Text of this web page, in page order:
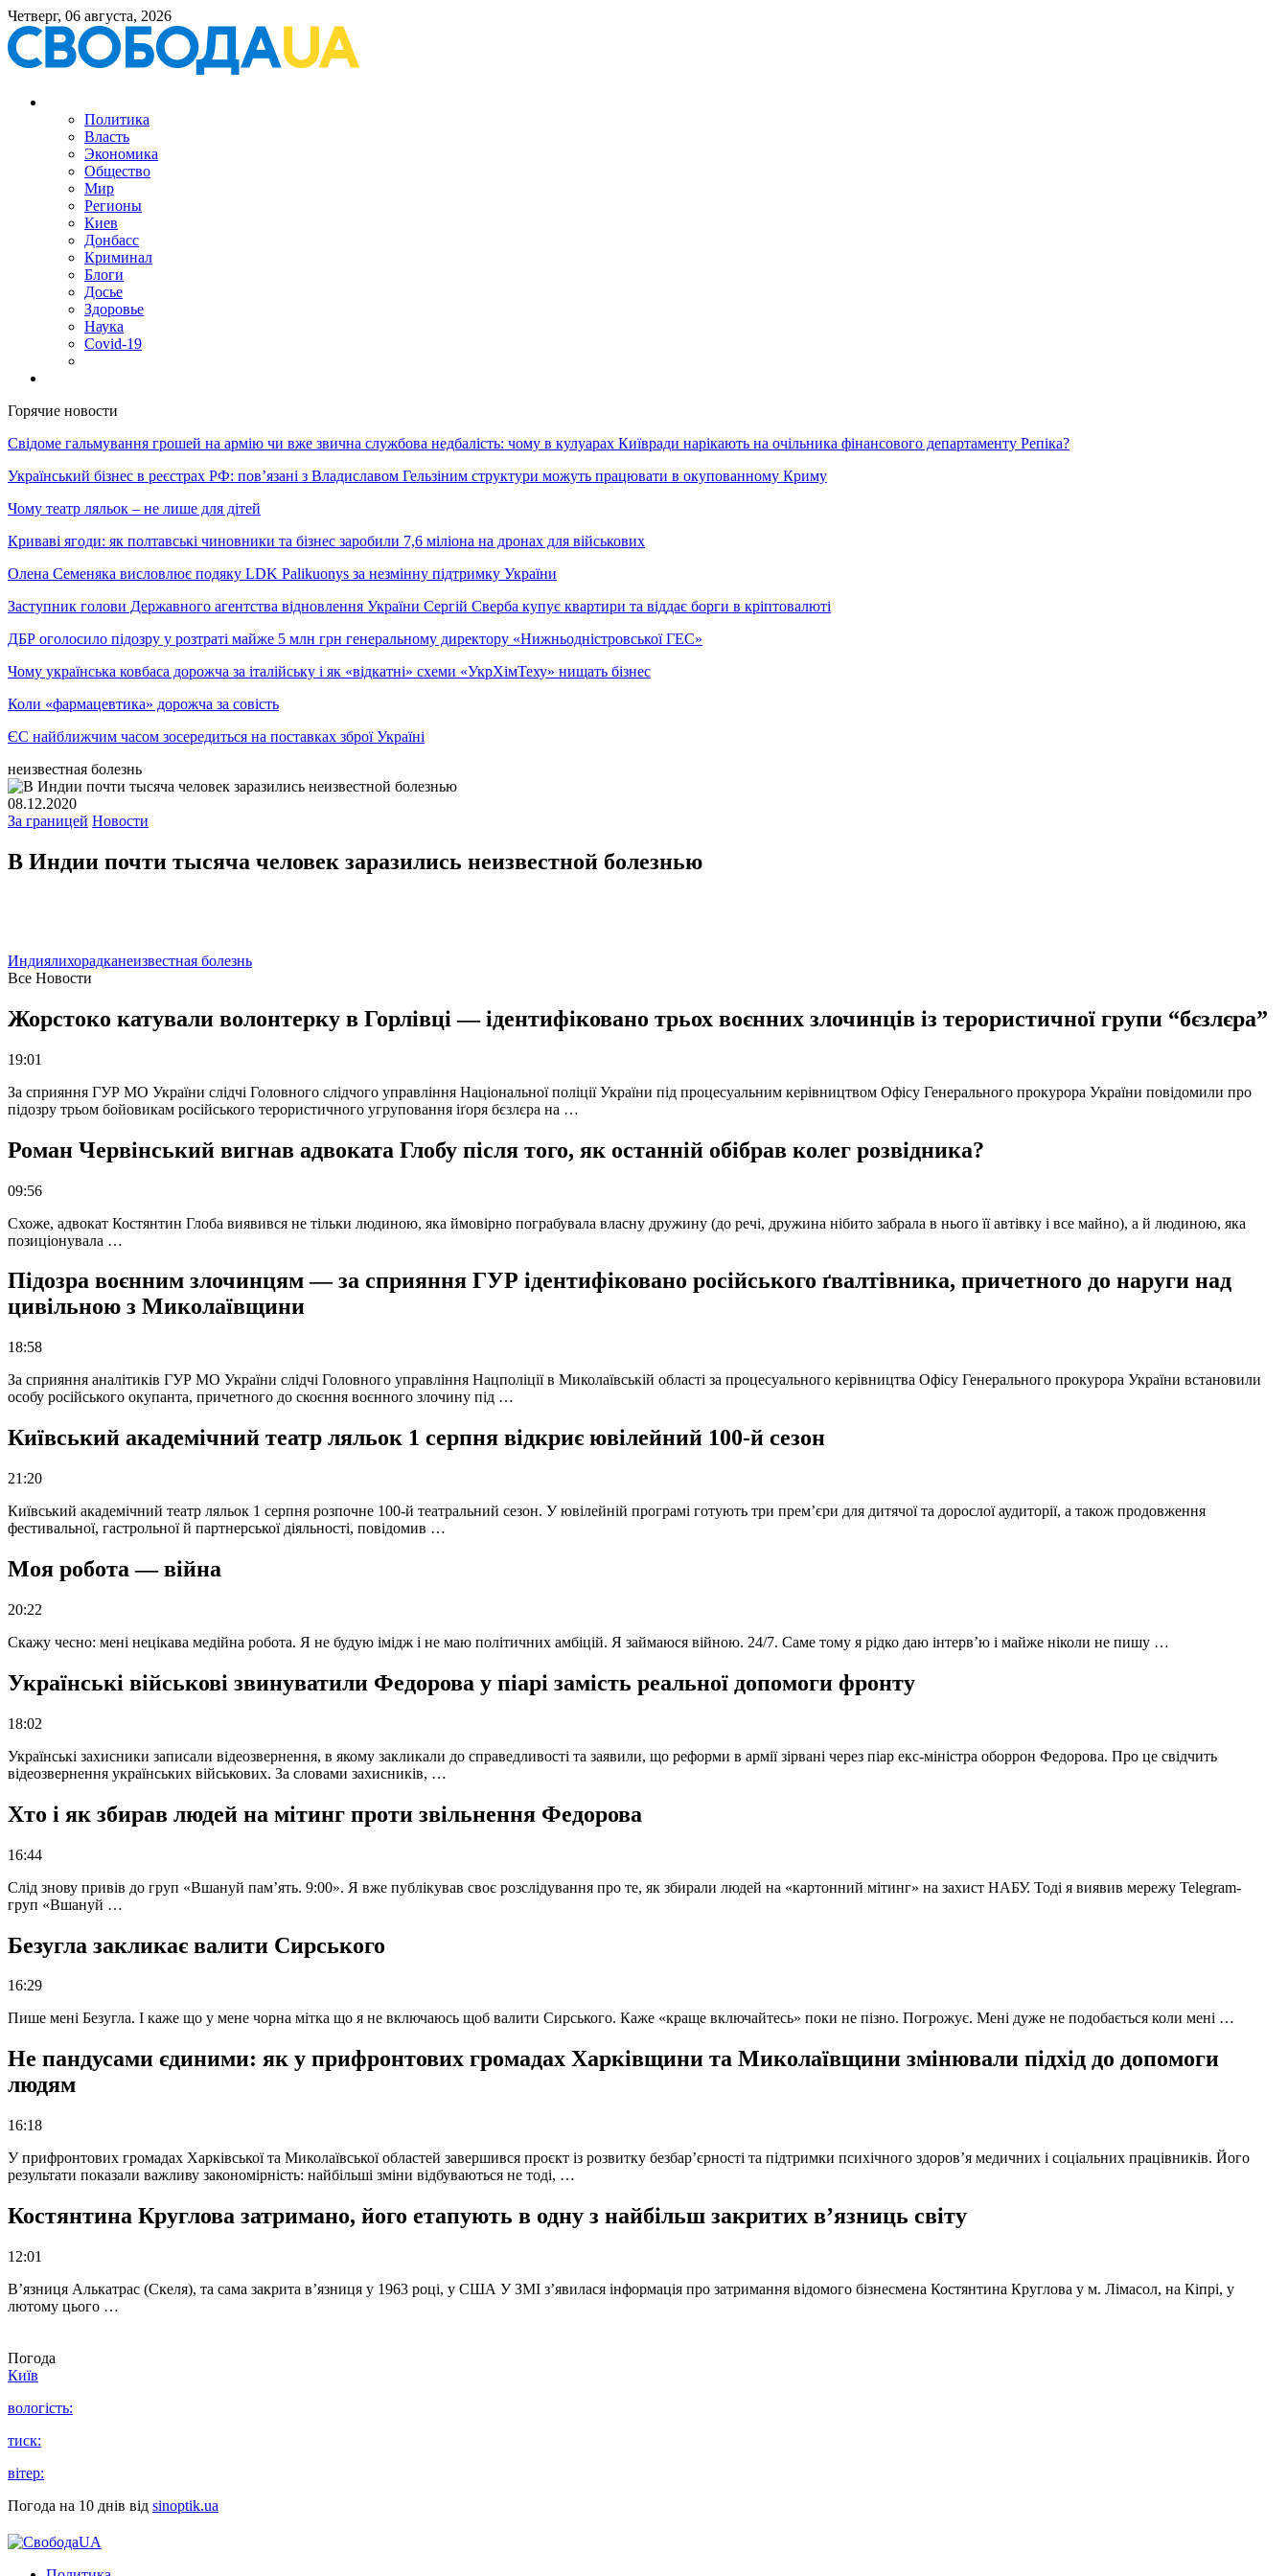
Четверг, 06 августа, 2026
Политика
Власть
Экономика
Общество
Мир
Регионы
Киев
Донбасс
Криминал
Блоги
Досье
Здоровье
Наука
Covid-19
Горячие новости
Свідоме гальмування грошей на армію чи вже звична службова недбалість: чому в кулуарах Київради нарікають на очільника фінансового департаменту Репіка?
Український бізнес в реєстрах РФ: пов’язані з Владиславом Гельзіним структури можуть працювати в окупованному Криму
Чому театр ляльок – не лише для дітей
Криваві ягоди: як полтавські чиновники та бізнес заробили 7,6 міліона на дронах для військових
Олена Семеняка висловлює подяку LDK Palikuonys за незмінну підтримку України
Заступник голови Державного агентства відновлення України Сергій Сверба купує квартири та віддає борги в кріптовалюті
ДБР оголосило підозру у розтраті майже 5 млн грн генеральному директору «Нижньодністровської ГЕС»
Чому українська ковбаса дорожча за італійську і як «відкатні» схеми «УкрХімТеху» нищать бізнес
Коли «фармацевтика» дорожча за совість
ЄС найближчим часом зосередиться на поставках зброї Україні
неизвестная болезнь
08.12.2020
За границей Новости
В Индии почти тысяча человек заразились неизвестной болезнью
Индиялихорадканеизвестная болезнь
Все Новости
Жорстоко катували волонтерку в Горлівці — ідентифіковано трьох воєнних злочинців із терористичної групи “бєзлєра”
19:01
За сприяння ГУР МО України слідчі Головного слідчого управління Національної поліції України під процесуальним керівництвом Офісу Генерального прокурора України повідомили про
підозру трьом бойовикам російського терористичного угруповання іґоря бєзлєра на …
Роман Червінський вигнав адвоката Глобу після того, як останній обібрав колег розвідника?
09:56
Схоже, адвокат Костянтин Глоба виявився не тільки людиною, яка ймовірно пограбувала власну дружину (до речі, дружина нібито забрала в нього її автівку і все майно), а й людиною, яка
позиціонувала …
Підозра воєнним злочинцям — за сприяння ГУР ідентифіковано російського ґвалтівника, причетного до наруги над
цивільною з Миколаївщини
18:58
За сприяння аналітиків ГУР МО України слідчі Головного управління Нацполіції в Миколаївській області за процесуального керівництва Офісу Генерального прокурора України встановили
особу російського окупанта, причетного до скоєння воєнного злочину під …
Київський академічний театр ляльок 1 серпня відкриє ювілейний 100-й сезон
21:20
Київський академічний театр ляльок 1 серпня розпочне 100-й театральний сезон. У ювілейній програмі готують три прем’єри для дитячої та дорослої аудиторії, а також продовження
фестивальної, гастрольної й партнерської діяльності, повідомив …
Моя робота — війна
20:22
Скажу чесно: мені нецікава медійна робота. Я не будую імідж і не маю політичних амбіцій. Я займаюся війною. 24/7. Саме тому я рідко даю інтерв’ю і майже ніколи не пишу …
Українські військові звинуватили Федорова у піарі замість реальної допомоги фронту
18:02
Українські захисники записали відеозвернення, в якому закликали до справедливості та заявили, що реформи в армії зірвані через піар екс-міністра оборрон Федорова. Про це свідчить
відеозвернення українських військових. За словами захисників, …
Хто і як збирав людей на мітинг проти звільнення Федорова
16:44
Слід знову привів до груп «Вшануй пам’ять. 9:00». Я вже публікував своє розслідування про те, як збирали людей на «картонний мітинг» на захист НАБУ. Тоді я виявив мережу Telegram-
груп «Вшануй …
Безугла закликає валити Сирського
16:29
Пише мені Безугла. І каже що у мене чорна мітка що я не включаюсь щоб валити Сирського. Каже «краще включайтесь» поки не пізно. Погрожує. Мені дуже не подобається коли мені …
Не пандусами єдиними: як у прифронтових громадах Харківщини та Миколаївщини змінювали підхід до допомоги
людям
16:18
У прифронтових громадах Харківської та Миколаївської областей завершився проєкт із розвитку безбар’єрності та підтримки психічного здоров’я медичних і соціальних працівників. Його
результати показали важливу закономірність: найбільші зміни відбуваються не тоді, …
Костянтина Круглова затримано, його етапують в одну з найбільш закритих в’язниць світу
12:01
В’язниця Алькатрас (Скеля), та сама закрита в’язниця у 1963 році, у США У ЗМІ з’явилася інформація про затримання відомого бізнесмена Костянтина Круглова у м. Лімасол, на Кіпрі, у
лютому цього …
Погода
Київ
вологість:
тиск:
вітер:
Погода на 10 днів від sinoptik.ua